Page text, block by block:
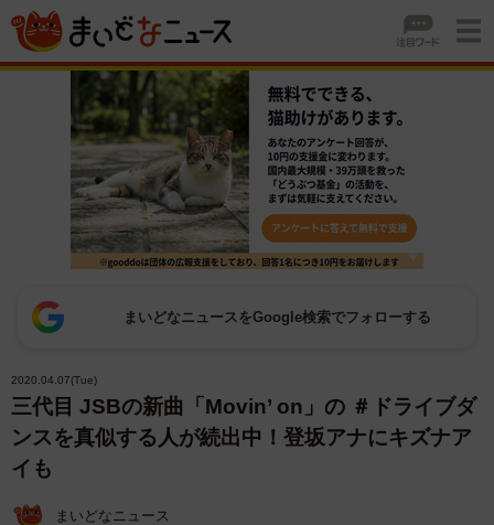
まいどなニュースをGoogle検索でフォローする
2020.04.07(Tue)
三代目 JSBの新曲「Movin’ on」の ＃ドライブダ
ンスを真似する人が続出中！登坂アナにキズナア
イも
まいどなニュース